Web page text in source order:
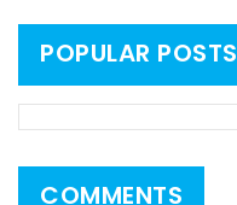
POPULAR POSTS
COMMENTS